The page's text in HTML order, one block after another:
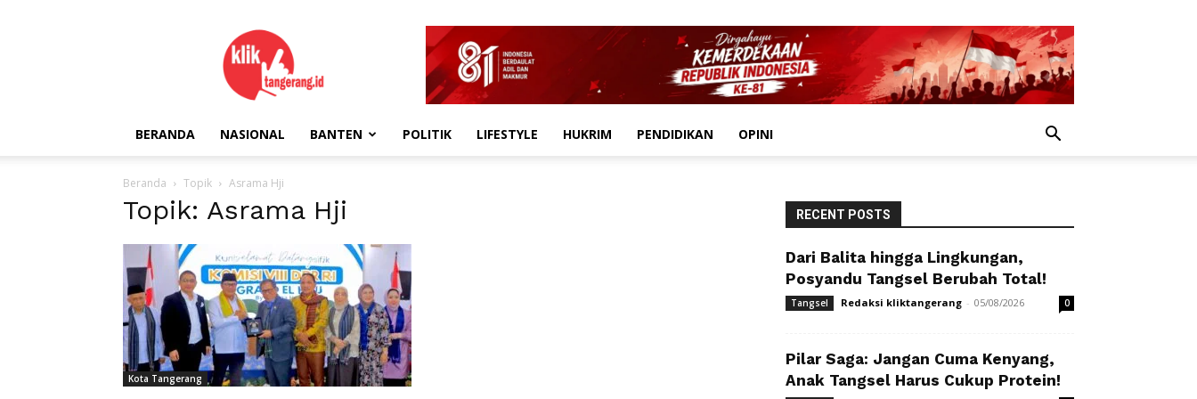
kliktangerang.id
BERANDA NASIONAL BANTEN POLITIK LIFESTYLE HUKRIM PENDIDIKAN OPINI
Beranda Topik Asrama Hji
Topik: Asrama Hji
Kota Tangerang
RECENT POSTS
Dari Balita hingga Lingkungan,
Posyandu Tangsel Berubah Total!
Tangsel Redaksi kliktangerang - 05/08/2026 0
Pilar Saga: Jangan Cuma Kenyang,
Anak Tangsel Harus Cukup Protein!